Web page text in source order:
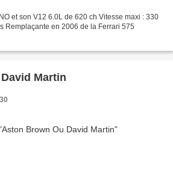
et son V12 6.0L de 620 ch Vitesse maxi : 330
Remplaçante en 2006 de la Ferrari 575
Martin